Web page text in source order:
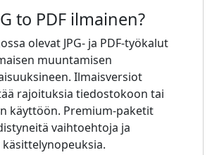
to PDF ilmainen?
olevat JPG- ja PDF-työkalut
muuntamisen
Ilmaisversiot
rajoituksia tiedostokoon tai
käyttöön. Premium-paketit
vaihtoehtoja ja